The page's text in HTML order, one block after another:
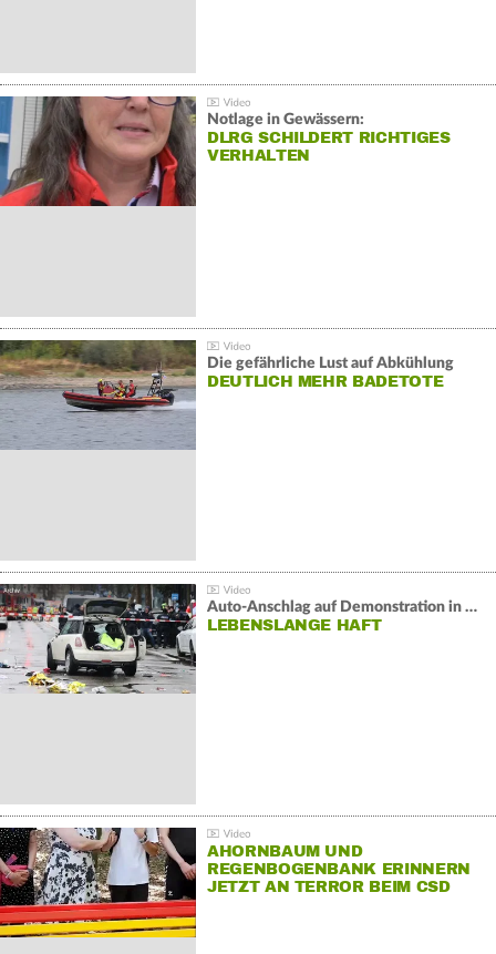
Notlage in Gewässern:
DLRG SCHILDERT RICHTIGES
VERHALTEN
Die gefährliche Lust auf Abkühlung
DEUTLICH MEHR BADETOTE
Auto-Anschlag auf Demonstration in München:
LEBENSLANGE HAFT
AHORNBAUM UND
REGENBOGENBANK ERINNERN
JETZT AN TERROR BEIM CSD